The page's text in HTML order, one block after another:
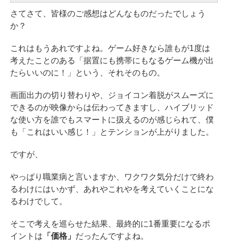
さてさて、皆様のご感想はどんなものだったでしょう
か？
これはもうあれですよね。ゲーム好きなら誰もが1度は
考えたことのある「据置にも携帯にもなるゲーム機が出
たらいいのに！」という、それそのもの。
画面出力の切り替わりや、ジョイコン着脱がスムーズに
できるのが映像からは伝わってきますし、ハイブリッド
な使い方を誰でもスマートに扱えるのが感じられて、僕
も「これはいい感じ！」とテンションが上がりました。
ですが、
やっぱり職業病と言いますか、ワクワク気分だけで終わ
るわけにはいかず、あれやこれやを考えていくことにな
るわけでして。
そこで考えを巡らせた結果、最終的に1番重要になるポ
イントは 「価格」 だったんですよね。